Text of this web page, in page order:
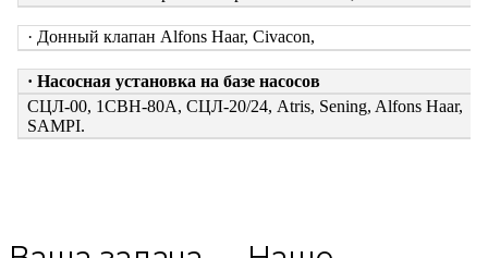
· Донный клапан Alfons Haar, Civacon,
· Насосная установка на базе насосов
СЦЛ-00, 1СВН-80А, СЦЛ-20/24, Atris, Sening, Alfons Haar,
SAMPI.